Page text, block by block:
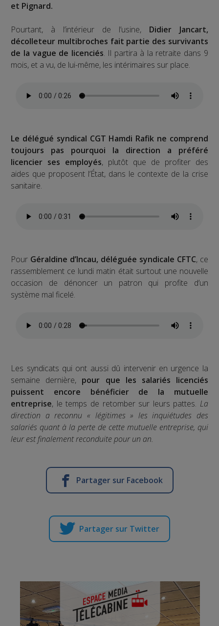
et Pignard.
Pourtant, à l’intérieur de l’usine, Didier Jancart,
décolleteur multibroches fait partie des survivants
de la vague de licenciés. Il partira à la retraite dans 9
mois, et a vu, de lui-même, les intérimaires sur place.
Le délégué syndical CGT Hamdi Rafik ne comprend
toujours pas pourquoi la direction a préféré
licencier ses employés, plutôt que de profiter des
aides que proposent l’État, dans le contexte de la crise
sanitaire.
Pour Géraldine d’Incau, déléguée syndicale CFTC, ce
rassemblement ce lundi matin était surtout une nouvelle
occasion de dénoncer un patron qui profite d’un
système mal ficelé.
Les syndicats qui ont aussi dû intervenir en urgence la
semaine dernière, pour que les salariés licenciés
puissent encore bénéficier de la mutuelle
entreprise, le temps de retomber sur leurs pattes. La
direction a reconnu « légitimes » les inquiétudes des
salariés quant à la perte de cette mutuelle entreprise, qui
leur est finalement reconduite pour un an.
Partager sur Facebook
Partager sur Twitter